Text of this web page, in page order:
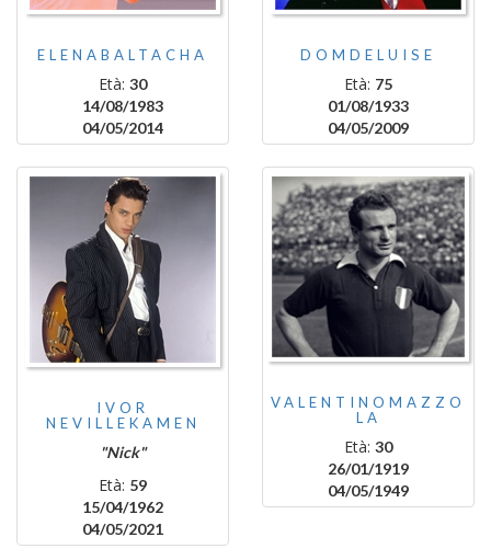
ELENABALTACHA
Età: 30
14/08/1983
04/05/2014
DOMDELUISE
Età: 75
01/08/1933
04/05/2009
IVOR
NEVILLEKAMEN
"Nick"
Età: 59
15/04/1962
04/05/2021
VALENTINOMAZZO
LA
Età: 30
26/01/1919
04/05/1949